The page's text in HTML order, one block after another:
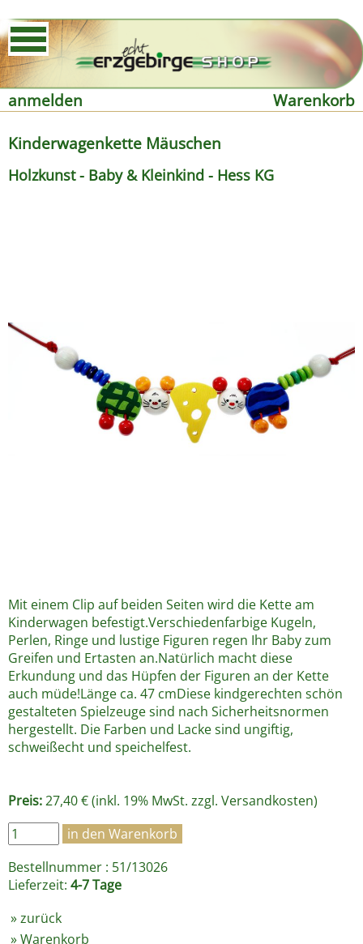
anmelden
Warenkorb
Kinderwagenkette Mäuschen
Holzkunst - Baby & Kleinkind - Hess KG
Mit einem Clip auf beiden Seiten wird die Kette am
Kinderwagen befestigt.Verschiedenfarbige Kugeln,
Perlen, Ringe und lustige Figuren regen Ihr Baby zum
Greifen und Ertasten an.Natürlich macht diese
Erkundung und das Hüpfen der Figuren an der Kette
auch müde!Länge ca. 47 cmDiese kindgerechten schön
gestalteten Spielzeuge sind nach Sicherheitsnormen
hergestellt. Die Farben und Lacke sind ungiftig,
schweißecht und speichelfest.
Preis:27,40 € (inkl. 19% MwSt. zzgl. Versandkosten)
Bestellnummer : 51/13026
Lieferzeit: 4-7 Tage
»zurück
»Warenkorb